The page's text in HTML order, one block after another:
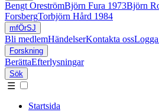
Bengt OreströmBjörn Fura 1973Björn
ForsbergTorbjörn Hård 1984
mfÖrSJ
Bli medlemHändelserKontakta oss
Forskning
BerättaEfterlysningar
Sök
☰
Startsida